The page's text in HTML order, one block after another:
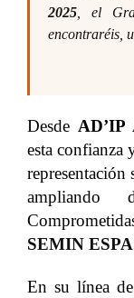
2025 , el
encontraréis,
Desde AD’IP
esta confianza
representación
SEMIN
En su línea